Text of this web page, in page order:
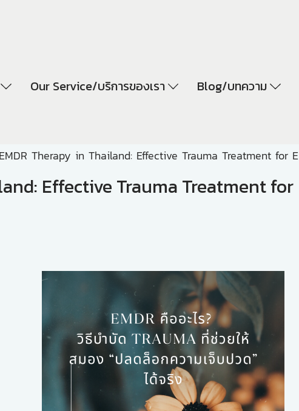
Our Service/บริการของเรา Blog/บทความ
EMDR Therapy in Thailand: Effective Trauma Treatment for
Effective Trauma Treatment